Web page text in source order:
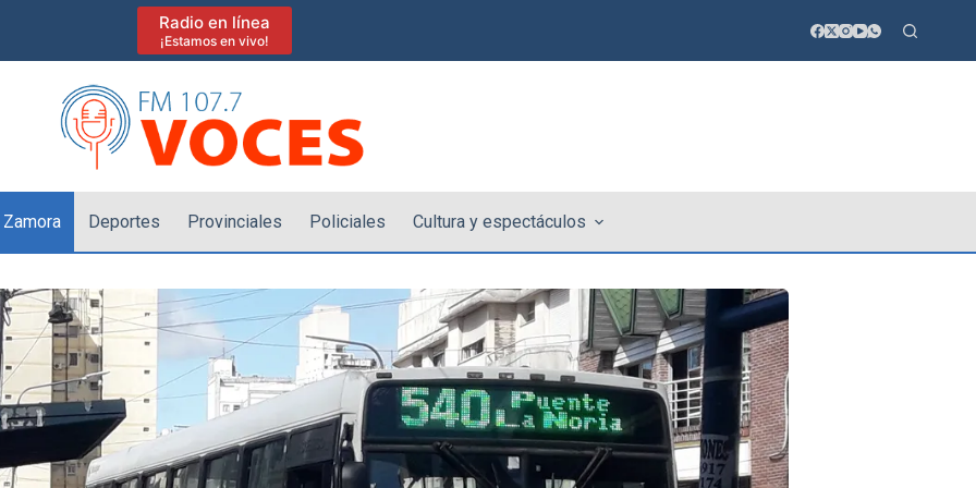
Radio en línea
¡Estamos en vivo!
Deportes Provinciales Policiales Cultura y espectáculos